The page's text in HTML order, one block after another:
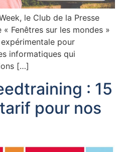
le Club de la Presse
Fenêtres sur les mondes »
pour
informatiques qui
[…]
: 15
pour nos